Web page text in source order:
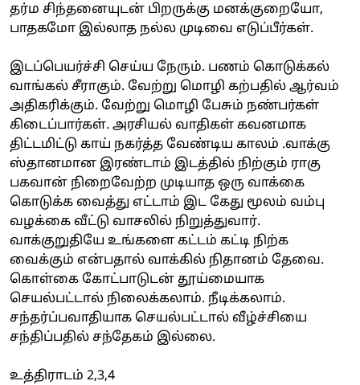
தர்ம சிந்தனையுடன் பிறருக்கு மனக்குறையோ,
பாதகமோ இல்லாத நல்ல முடிவை எடுப்பீர்கள்.
இடப்பெயர்ச்சி செய்ய நேரும். பணம் கொடுக்கல்
வாங்கல் சீராகும். வேற்று மொழி கற்பதில் ஆர்வம்
அதிகரிக்கும். வேற்று மொழி பேசும் நண்பர்கள்
கிடைப்பார்கள். அரசியல் வாதிகள் கவனமாக
திட்டமிட்டு காய் நகர்த்த வேண்டிய காலம் .வாக்கு
ஸ்தானமான இரண்டாம் இடத்தில் நிற்கும் ராகு
பகவான் நிறைவேற்ற முடியாத ஒரு வாக்கை
கொடுக்க வைத்து எட்டாம் இட கேது மூலம் வம்பு
வழக்கை வீட்டு வாசலில் நிறுத்துவார்.
வாக்குறுதியே உங்களை கட்டம் கட்டி நிற்க
வைக்கும் என்பதால் வாக்கில் நிதானம் தேவை.
கொள்கை கோட்பாடுடன் தூய்மையாக
செயல்பட்டால் நிலைக்கலாம். நீடிக்கலாம்.
சந்தர்ப்பவாதியாக செயல்பட்டால் வீழ்ச்சியை
சந்திப்பதில் சந்தேகம் இல்லை.
உத்திராடம் 2,3,4